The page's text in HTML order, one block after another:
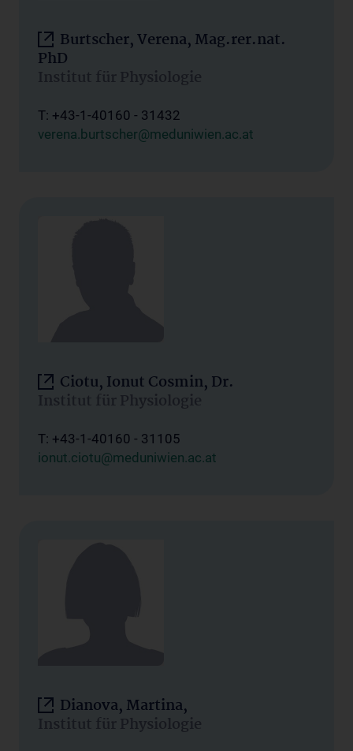
Burtscher, Verena, Mag.rer.nat.
PhD
Institut für Physiologie
T: +43-1-40160 - 31432
verena.burtscher@meduniwien.ac.at
Ciotu, Ionut Cosmin, Dr.
Institut für Physiologie
T: +43-1-40160 - 31105
ionut.ciotu@meduniwien.ac.at
Dianova, Martina,
Institut für Physiologie